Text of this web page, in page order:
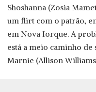
Shoshanna (Zosia
um flirt com o patrão,
em Nova Iorque. A
está a meio caminho
Marnie (Allison